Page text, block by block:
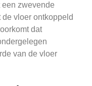
een zwevende
vloer ontkoppeld
dat
van de vloer